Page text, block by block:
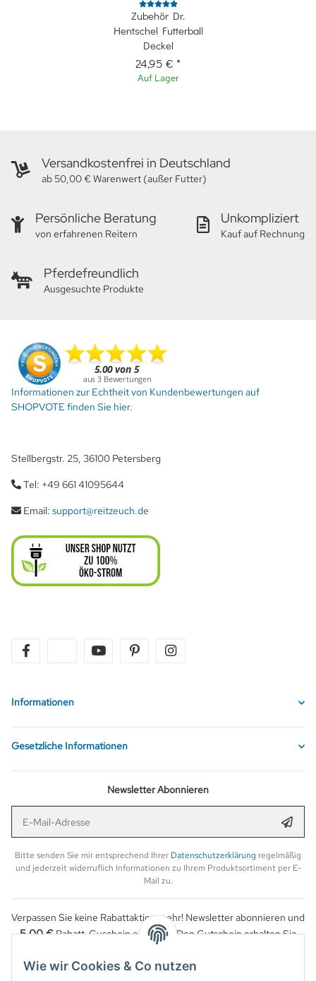
Wie wir Cookies & Co nutzen
Zubehör Dr.
Hentschel Futterball
Deckel
24,95 € *
Auf Lager
Versandkostenfrei in Deutschland
ab 50,00 € Warenwert (außer Futter)
Persönliche Beratung
von erfahrenen Reitern
Unkompliziert
Kauf auf Rechnung
Pferdefreundlich
Ausgesuchte Produkte
Informationen zur Echtheit von Kundenbewertungen auf
SHOPVOTE finden Sie hier.
Stellbergstr. 25, 36100 Petersberg
Tel: +49 661 41095644
Email: support@reitzeuch.de
twitter youtube pinterest
Informationen
Gesetzliche Informationen
Newsletter Abonnieren
Bitte senden Sie mir entsprechend Ihrer Datenschutzerklärung regelmäßig
und jederzeit widerruflich Informationen zu Ihrem Produktsortiment per E-
Mail zu.
Verpassen Sie keine Rabattaktion mehr! Newsletter abonnieren und
5,00 €Rabatt-Guschein erhalten. Den Gutschein erhalten Sie
per Email nach der erfolgreichen Bestätigung Ihrer Email-Adresse.